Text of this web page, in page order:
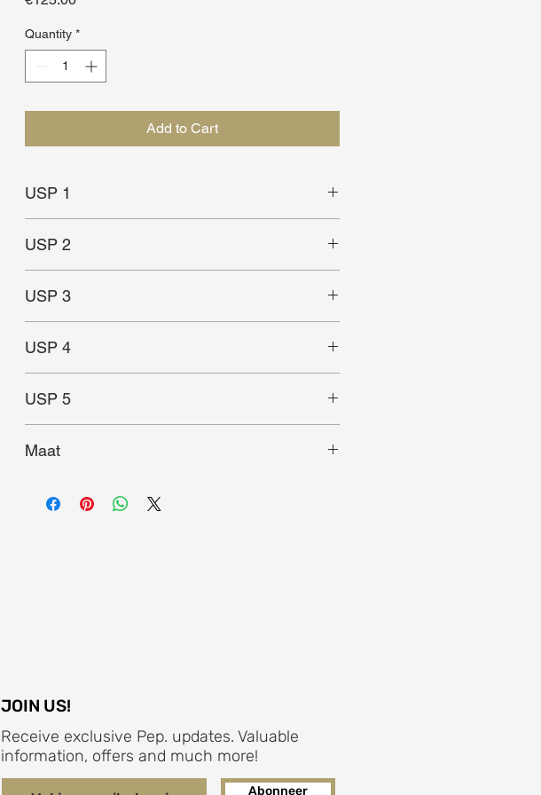
Quantity *
Add to Cart
USP 1
USP 2
USP 3
USP 4
USP 5
Maat
JOIN US!
Abonneer
Receive exclusive Pep. updates. Valuable
information, offers and much more!